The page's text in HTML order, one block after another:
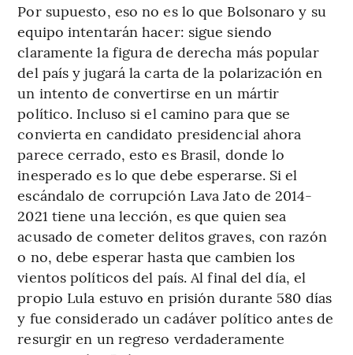
Por supuesto, eso no es lo que Bolsonaro y su
equipo intentarán hacer: sigue siendo
claramente la figura de derecha más popular
del país y jugará la carta de la polarización en
un intento de convertirse en un mártir
político. Incluso si el camino para que se
convierta en candidato presidencial ahora
parece cerrado, esto es Brasil, donde lo
inesperado es lo que debe esperarse. Si el
escándalo de corrupción Lava Jato de 2014-
2021 tiene una lección, es que quien sea
acusado de cometer delitos graves, con razón
o no, debe esperar hasta que cambien los
vientos políticos del país. Al final del día, el
propio Lula estuvo en prisión durante 580 días
y fue considerado un cadáver político antes de
resurgir en un regreso verdaderamente